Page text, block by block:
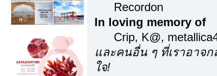
Recordon
In loving memory of
Crip, K@,
และคนอื่น ๆ ที่เราอาจ
ใจ!